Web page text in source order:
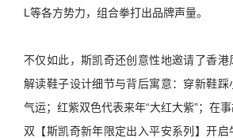
L等各方势力，组合拳打出品牌声量。
不仅如此，斯凯奇还创意性地邀请了香
解读鞋子设计细节与背后寓意：穿新鞋
气运；红紫双色代表来年“大红大紫”；在
双【斯凯奇新年限定出入平安系列】开